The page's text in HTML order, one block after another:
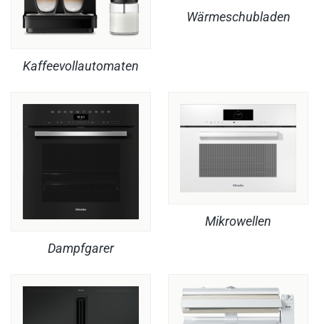
Kaffeevollautomaten
Wärmeschubladen
Dampfgarer
Mikrowellen